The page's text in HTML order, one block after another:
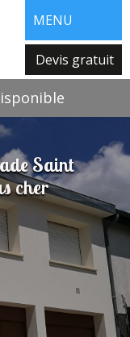
MENU
Devis gratuit
Saint
cher